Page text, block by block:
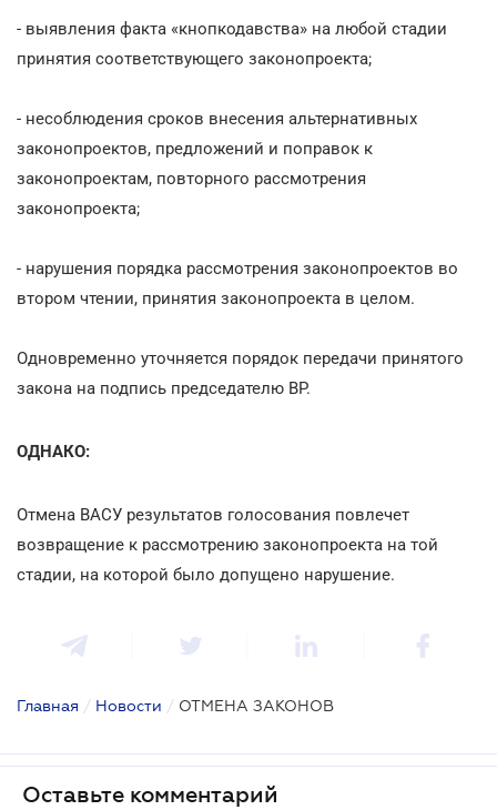
- выявления факта «кнопкодавства» на любой стадии
принятия соответствующего законопроекта;
- несоблюдения сроков внесения альтернативных
законопроектов, предложений и поправок к
законопроектам, повторного рассмотрения
законопроекта;
- нарушения порядка рассмотрения законопроектов во
втором чтении, принятия законопроекта в целом.
Одновременно уточняется порядок передачи принятого
закона на подпись председателю ВР.
ОДНАКО:
Отмена ВАСУ результатов голосования повлечет
возвращение к рассмотрению законопроекта на той
стадии, на которой было допущено нарушение.
Главная / Новости / ОТМЕНА ЗАКОНОВ
Оставьте комментарий